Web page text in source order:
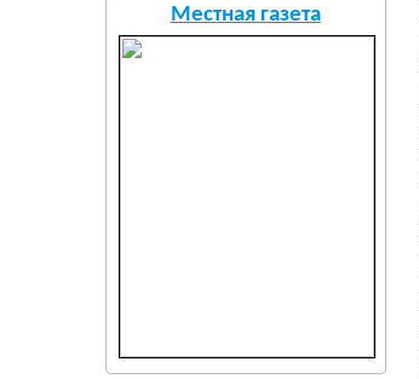
Местная газета